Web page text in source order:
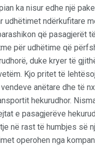
ka nisur edhe një
udhëtimet ndërkufitare
që pasagjerët
për udhëtime që
duke kryer të
Kjo pritet të
anëtare dhe të
hekurudhor.
e pasagjerëve
në rast të humbjes së
operohen nga